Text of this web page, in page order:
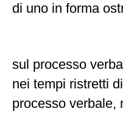
di uno in forma
sul processo
nei tempi ristretti
processo verbale,